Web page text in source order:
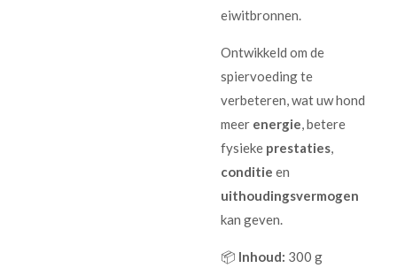
eiwitbronnen.
Ontwikkeld om de
spiervoeding te
verbeteren, wat uw hond
meer energie, betere
fysieke prestaties,
conditie en
uithoudingsvermogen
kan geven.
📦 Inhoud: 300 g